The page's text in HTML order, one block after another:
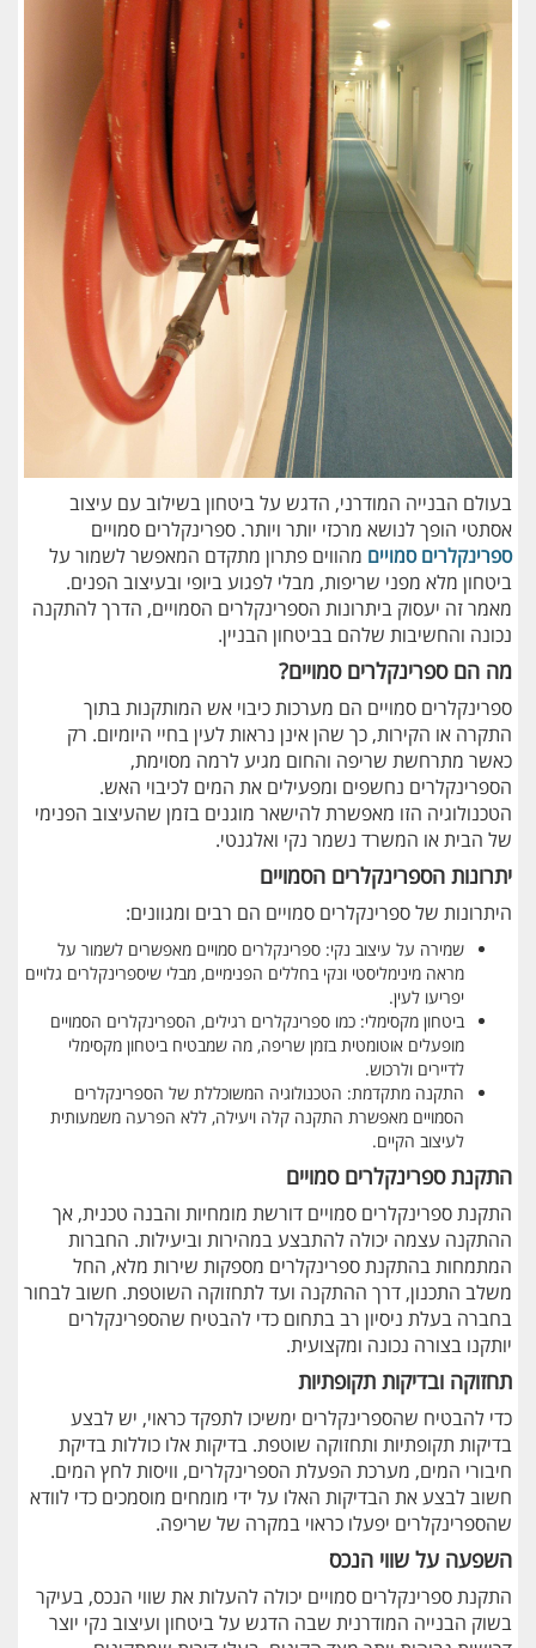
בעולם הבנייה המודרני, הדגש על ביטחון בשילוב עם עיצוב
אסתטי הופך לנושא מרכזי יותר ויותר. ספרינקלרים סמויים
ספרינקלרים סמויים מהווים פתרון מתקדם המאפשר לשמור על
ביטחון מלא מפני שריפות, מבלי לפגוע ביופי ובעיצוב הפנים.
מאמר זה יעסוק ביתרונות הספרינקלרים הסמויים, הדרך להתקנה
נכונה והחשיבות שלהם בביטחון הבניין.
מה הם ספרינקלרים סמויים?
ספרינקלרים סמויים הם מערכות כיבוי אש המותקנות בתוך
התקרה או הקירות, כך שהן אינן נראות לעין בחיי היומיום. רק
כאשר מתרחשת שריפה והחום מגיע לרמה מסוימת,
הספרינקלרים נחשפים ומפעילים את המים לכיבוי האש.
הטכנולוגיה הזו מאפשרת להישאר מוגנים בזמן שהעיצוב הפנימי
של הבית או המשרד נשמר נקי ואלגנטי.
יתרונות הספרינקלרים הסמויים
היתרונות של ספרינקלרים סמויים הם רבים ומגוונים:
שמירה על עיצוב נקי: ספרינקלרים סמויים מאפשרים לשמור על
מראה מינימליסטי ונקי בחללים הפנימיים, מבלי שיספרינקלרים גלויים
יפריעו לעין.
ביטחון מקסימלי: כמו ספרינקלרים רגילים, הספרינקלרים הסמויים
מופעלים אוטומטית בזמן שריפה, מה שמבטיח ביטחון מקסימלי
לדיירים ולרכוש.
התקנה מתקדמת: הטכנולוגיה המשוכללת של הספרינקלרים
הסמויים מאפשרת התקנה קלה ויעילה, ללא הפרעה משמעותית
לעיצוב הקיים.
התקנת ספרינקלרים סמויים
התקנת ספרינקלרים סמויים דורשת מומחיות והבנה טכנית, אך
ההתקנה עצמה יכולה להתבצע במהירות וביעילות. החברות
המתמחות בהתקנת ספרינקלרים מספקות שירות מלא, החל
משלב התכנון, דרך ההתקנה ועד לתחזוקה השוטפת. חשוב לבחור
בחברה בעלת ניסיון רב בתחום כדי להבטיח שהספרינקלרים
יותקנו בצורה נכונה ומקצועית.
תחזוקה ובדיקות תקופתיות
כדי להבטיח שהספרינקלרים ימשיכו לתפקד כראוי, יש לבצע
בדיקות תקופתיות ותחזוקה שוטפת. בדיקות אלו כוללות בדיקת
חיבורי המים, מערכת הפעלת הספרינקלרים, וויסות לחץ המים.
חשוב לבצע את הבדיקות האלו על ידי מומחים מוסמכים כדי לוודא
שהספרינקלרים יפעלו כראוי במקרה של שריפה.
השפעה על שווי הנכס
התקנת ספרינקלרים סמויים יכולה להעלות את שווי הנכס, בעיקר
בשוק הבנייה המודרנית שבה הדגש על ביטחון ועיצוב נקי יוצר